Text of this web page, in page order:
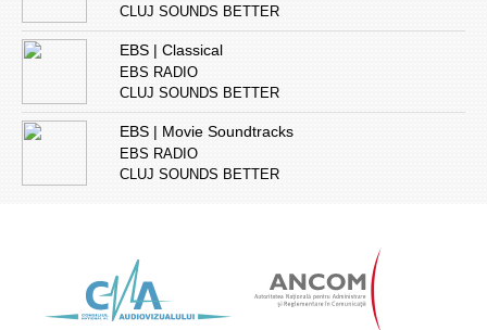
CLUJ SOUNDS BETTER
EBS | Classical
EBS RADIO
CLUJ SOUNDS BETTER
EBS | Movie Soundtracks
EBS RADIO
CLUJ SOUNDS BETTER